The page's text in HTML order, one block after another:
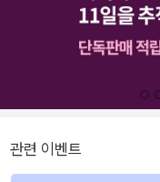
관련 이벤트